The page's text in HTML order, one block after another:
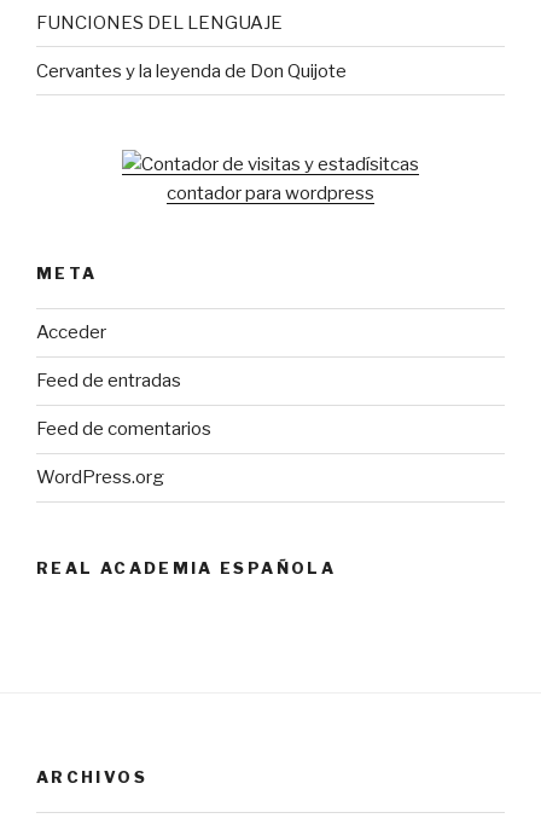
FUNCIONES DEL LENGUAJE
Cervantes y la leyenda de Don Quijote
contador para wordpress
META
Acceder
Feed de entradas
Feed de comentarios
WordPress.org
REAL ACADEMIA ESPAÑOLA
ARCHIVOS